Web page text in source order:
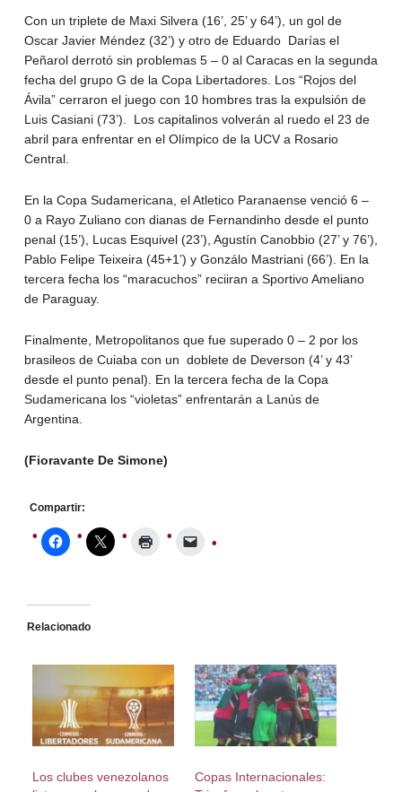
Con un triplete de Maxi Silvera (16’, 25’ y 64’), un gol de
Oscar Javier Méndez (32’) y otro de Eduardo Darías el
Peñarol derrotó sin problemas 5 – 0 al Caracas en la segunda
fecha del grupo G de la Copa Libertadores. Los “Rojos del
Ávila” cerraron el juego con 10 hombres tras la expulsión de
Luis Casiani (73’). Los capitalinos volverán al ruedo el 23 de
abril para enfrentar en el Olímpico de la UCV a Rosario
Central.
En la Copa Sudamericana, el Atletico Paranaense venció 6 –
0 a Rayo Zuliano con dianas de Fernandinho desde el punto
penal (15’), Lucas Esquivel (23’), Agustín Canobbio (27’ y 76’),
Pablo Felipe Teixeira (45+1’) y Gonzálo Mastriani (66’). En la
tercera fecha los “maracuchos” reciiran a Sportivo Ameliano
de Paraguay.
Finalmente, Metropolitanos que fue superado 0 – 2 por los
brasileos de Cuiaba con un doblete de Deverson (4’ y 43’
desde el punto penal). En la tercera fecha de la Copa
Sudamericana los “violetas” enfrentarán a Lanús de
Argentina.
(Fioravante De Simone)
Compartir:
Relacionado
Los clubes venezolanos
Copas Internacionales: